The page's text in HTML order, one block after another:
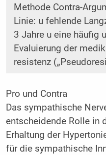
Methode Contra-
Linie: u fehlende
3 Jahre u eine häufig
Evaluierung der
resistenz
Pro und Contra
Das sympathische
entscheidende Rolle in
Erhaltung der
für die sympathische